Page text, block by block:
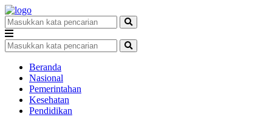
Beranda
Nasional
Pemerintahan
Kesehatan
Pendidikan